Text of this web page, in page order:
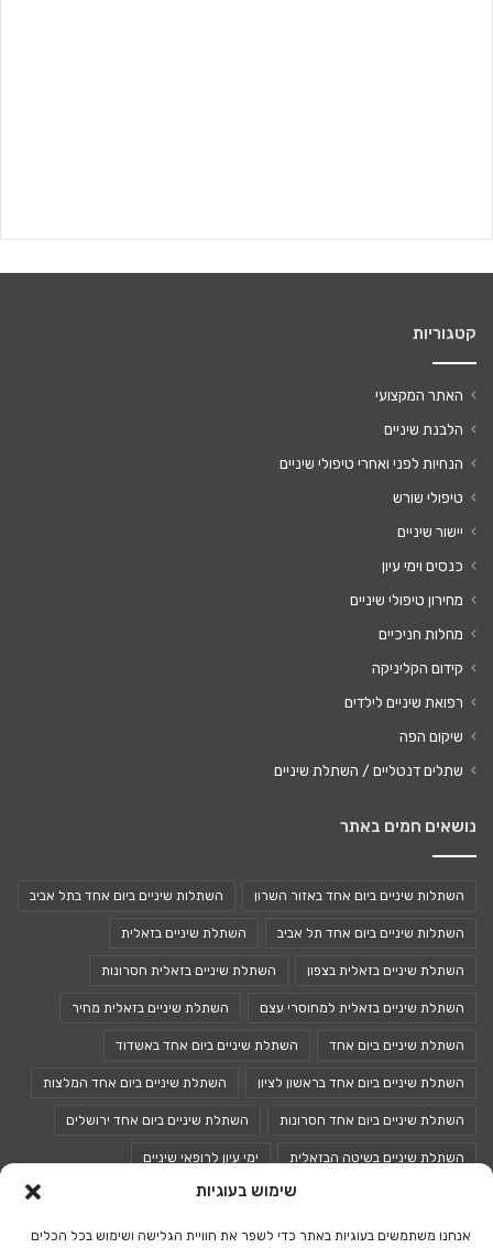
שימוש בעוגיות
אנחנו משתמשים בעוגיות באתר כדי לשפר את חוויית הגלישה ושימוש בכל הכלים
קטגוריות
האתר המקצועי
הלבנת שיניים
הנחיות לפני ואחרי טיפולי שיניים
טיפולי שורש
יישור שיניים
כנסים וימי עיון
מחירון טיפולי שיניים
מחלות חניכיים
קידום הקליניקה
רפואת שיניים לילדים
שיקום הפה
שתלים דנטליים / השתלת שיניים
נושאים חמים באתר
השתלות שיניים ביום אחד באזור השרון השתלות שיניים ביום אחד בתל אביב
השתלות שיניים ביום אחד תל אביב השתלת שיניים בזאלית
השתלת שיניים בזאלית בצפון השתלת שיניים בזאלית חסרונות
השתלת שיניים בזאלית למחוסרי עצם השתלת שיניים בזאלית מחיר
השתלת שיניים ביום אחד השתלת שיניים ביום אחד באשדוד
השתלת שיניים ביום אחד בראשון לציון השתלת שיניים ביום אחד המלצות
השתלת שיניים ביום אחד חסרונות השתלת שיניים ביום אחד ירושלים
השתלת שיניים בשיטה הבזאלית ימי עיון לרופאי שיניים
כנס רופאי שיניים